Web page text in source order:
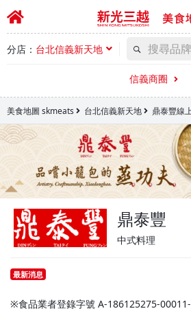
分店： 台北信義新天地
信義商圈
美食地圖 skmeats 台北信義新天地 鼎泰豐線
鼎泰豐
中式料理
最新消息
※食品業者登錄字號 A-186125275-